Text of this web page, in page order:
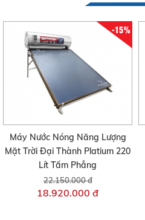
-15%
Máy Nước Nóng Năng Lượng
Mặt Trời Đại Thành Platium 220
Lít Tấm Phẳng
22.150.000 đ
18.920.000 đ